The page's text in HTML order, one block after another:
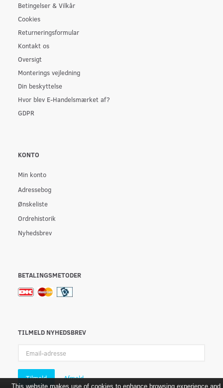
Betingelser & Vilkår
Cookies
Returneringsformular
Kontakt os
Oversigt
Monterings vejledning
Din beskyttelse
Hvor blev E-Handelsmærket af?
GDPR
KONTO
Min konto
Adressebog
Ønskeliste
Ordrehistorik
Nyhedsbrev
BETALINGSMETODER
TILMELD NYHEDSBREV
adresse
Tilmeld Afmeld
This website makes use of cookies to enhance browsing experience and